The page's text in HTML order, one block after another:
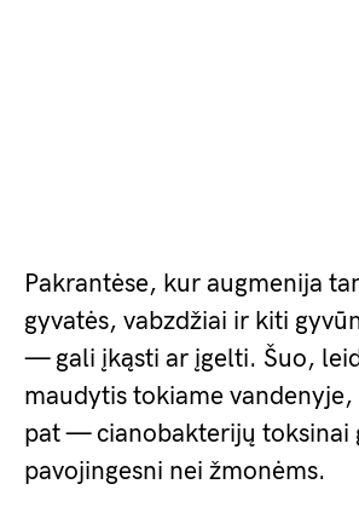
Pakrantėse, kur augmenija
gyvatės, vabzdžiai ir kiti
— gali įkąsti ar įgelti. Šuo,
maudytis tokiame
pat — cianobakterijų toksinai
pavojingesni nei žmonėms.